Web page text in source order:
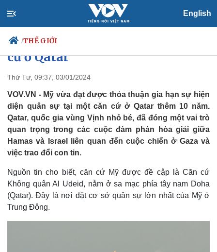
English
/THẾ GIỚI
Chính trị
Đảng
Tổ chức nhân sự
Nhận diện sự thật
Xã hội
Tin 24h
Dự báo thời tiết
Giáo dục
Dấu ấn VOV
Việc làm
Mỹ đạt được thỏa thuận gia hạn
10 năm hiện diện quân sự tại căn
cứ ở Qatar
Thứ Tư, 09:37, 03/01/2024
VOV.VN - Mỹ vừa đạt được thỏa thuận gia hạn sự hiện
diện quân sự tại một căn cứ ở Qatar thêm 10 năm.
Qatar, quốc gia vùng Vịnh nhỏ bé, đã đóng một vai trò
quan trọng trong các cuộc đàm phán hòa giải giữa
Hamas và Israel liên quan đến cuộc chiến ở Gaza và
việc trao đổi con tin.
Nguồn tin cho biết, căn cứ Mỹ được đề cập là Căn cứ
Không quân Al Udeid, nằm ở sa mạc phía tây nam Doha
(Qatar). Đây là nơi đặt cơ sở quân sự lớn nhất của Mỹ ở
Trung Đông.